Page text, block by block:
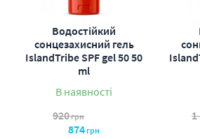
Водостійкий
сонцезахисний гель
IslandTribe SPF gel 50 50
ml
В наявності
920грн
874грн
1